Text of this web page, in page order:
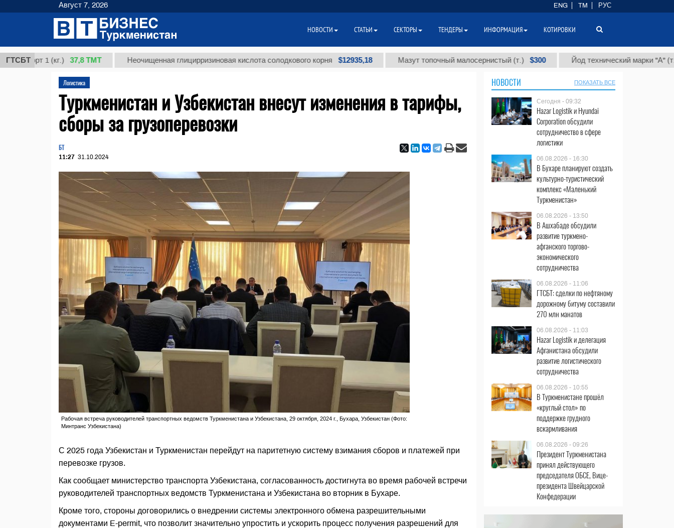
ГТСБТ
1 (кг.) 37,8 ТМТ Неочищенная глицирризиновая кислота солодкового корня $12935,18 Мазут топочный малосернистый (т.) $300 Йод технический марки "А" (т.) $86
Логистика
Туркменистан и Узбекистан внесут изменения в тарифы,
сборы за грузоперевозки
БТ
11:27 31.10.2024
Рабочая встреча руководителей транспортных ведомств Туркменистана и Узбекистана, 29 октября, 2024 г., Бухара, Узбекистан (Фото:
Минтранс Узбекистана)
С 2025 года Узбекистан и Туркменистан перейдут на паритетную систему взимания сборов и платежей при
перевозке грузов.
Как сообщает министерство транспорта Узбекистана, согласованность достигнута во время рабочей встречи
руководителей транспортных ведомств Туркменистана и Узбекистана во вторник в Бухаре.
Кроме того, стороны договорились о внедрении системы электронного обмена разрешительными
документами E-permit, что позволит значительно упростить и ускорить процесс получения разрешений для
НОВОСТИ ПОКАЗАТЬ ВСЕ
Сегодня - 09:32
Hazar Logistik и Hyundai
Corporation обсудили
сотрудничество в сфере
логистики
06.08.2026 - 16:30
В Бухаре планируют создать
культурно-туристический
комплекс «Маленький
Туркменистан»
06.08.2026 - 13:50
В Ашхабаде обсудили
развитие туркмено-
афганского торгово-
экономического
сотрудничества
06.08.2026 - 11:06
ГТСБТ: сделки по нефтяному
дорожному битуму составили
270 млн манатов
06.08.2026 - 11:03
Hazar Logistik и делегация
Афганистана обсудили
развитие логистического
сотрудничества
06.08.2026 - 10:55
В Туркменистане прошёл
«круглый стол» по
поддержке грудного
вскармливания
06.08.2026 - 09:26
Президент Туркменистана
принял действующего
председателя ОБСЕ, Вице-
президента Швейцарской
Конфедерации
Август 7, 2026 ENG TM РУС
НОВОСТИ СТАТЬИ СЕКТОРЫ ТЕНДЕРЫ ИНФОРМАЦИЯ КОТИРОВКИ